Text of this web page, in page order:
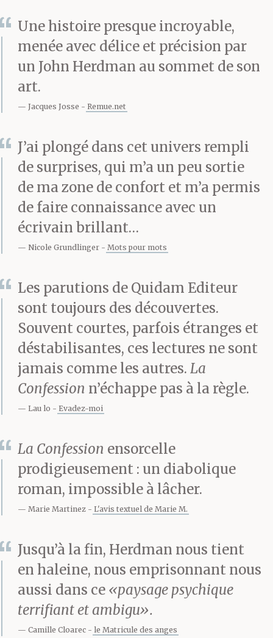
parce que j’ai été le
réceptacle de tout ce
qu’il m’a révélé sur lui
et m’a ordonné de
connaissais la véritable
réponse à cette
question, je me
sentirais davantage en
motivations de Torquil
m’ont toujours échappé,
en fin de compte. Très
souvent, j’ai cru avoir
trouvé la clé, j’ai cru
avoir enfin réussi à me
repérer dans le dédale
de sa psychologie
tortueuse ; mais en
réalité je n’ai cessé de
me fourvoyer sur les
fausses pistes et les
impasses de sa pensée,
de me perdre dans ses
Une histoire presque incroyable,
menée avec délice et précision par
un John Herdman au sommet de son
art.
Jacques Josse Remue.net
J’ai plongé dans cet univers rempli
de surprises, qui m’a un peu sortie
de ma zone de confort et m’a permis
de faire connaissance avec un
écrivain brillant…
Nicole Grundlinger Mots pour mots
Les parutions de Quidam Editeur
sont toujours des découvertes.
Souvent courtes, parfois étranges et
déstabilisantes, ces lectures ne sont
jamais comme les autres. La
Confession n’échappe pas à la règle.
Lau lo Evadez-moi
La Confession ensorcelle
prodigieusement : un diabolique
roman, impossible à lâcher.
Marie Martinez L'avis textuel de Marie M.
Jusqu’à la fin, Herdman nous tient
en haleine, nous emprisonnant nous
aussi dans ce «paysage psychique
terrifiant et ambigu».
Camille Cloarec le Matricule des anges